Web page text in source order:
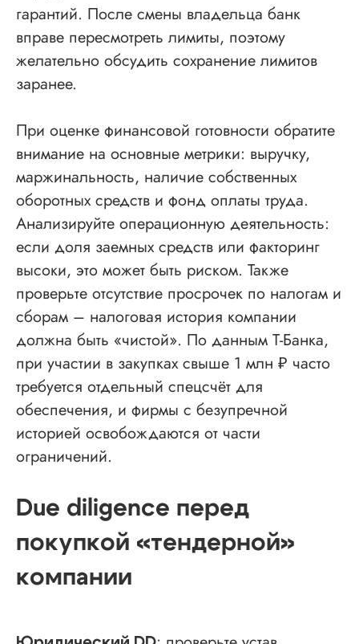
гарантий. После смены владельца банк
вправе пересмотреть лимиты, поэтому
желательно обсудить сохранение лимитов
заранее.
При оценке финансовой готовности обратите
внимание на основные метрики: выручку,
маржинальность, наличие собственных
оборотных средств и фонд оплаты труда.
Анализируйте операционную деятельность:
если доля заемных средств или факторинг
высоки, это может быть риском. Также
проверьте отсутствие просрочек по налогам и
сборам – налоговая история компании
должна быть «чистой». По данным T‑Банка,
при участии в закупках свыше 1 млн ₽ часто
требуется отдельный спецсчёт для
обеспечения, и фирмы с безупречной
историей освобождаются от части
ограничений.
Due diligence перед
покупкой «тендерной»
компании